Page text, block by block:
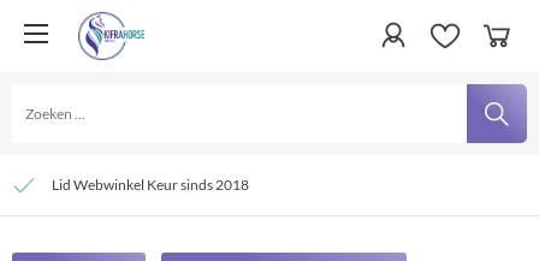
Persoonlijke service
Verzending € 4,95 en gratis bij besteding vanaf € 100,- binnen Nederland
Lid Webwinkel Keur sinds 2018